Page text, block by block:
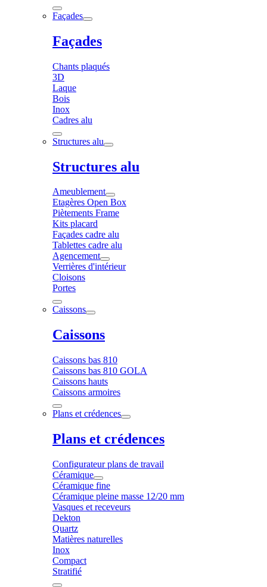
Façades
Façades
Chants plaqués
3D
Laque
Bois
Inox
Cadres alu
Structures alu
Structures alu
Ameublement
Etagères Open Box
Piètements Frame
Kits placard
Façades cadre alu
Tablettes cadre alu
Agencement
Verrières d'intérieur
Cloisons
Portes
Caissons
Caissons
Caissons bas 810
Caissons bas 810 GOLA
Caissons hauts
Caissons armoires
Plans et crédences
Plans et crédences
Configurateur plans de travail
Céramique
Céramique fine
Céramique pleine masse 12/20 mm
Vasques et receveurs
Dekton
Quartz
Matières naturelles
Inox
Compact
Stratifié